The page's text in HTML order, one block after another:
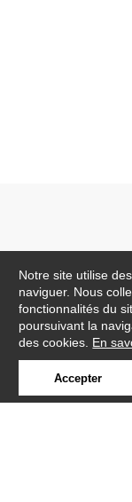
Notre site utilise
naviguer. Nous
fonctionnalités du
poursuivant la
des cookies. En
Accepter